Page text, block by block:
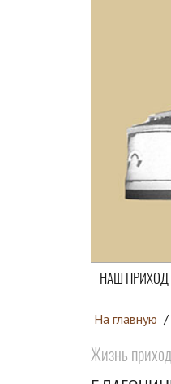
НАШ ПРИХОД
На главную /
Жизнь